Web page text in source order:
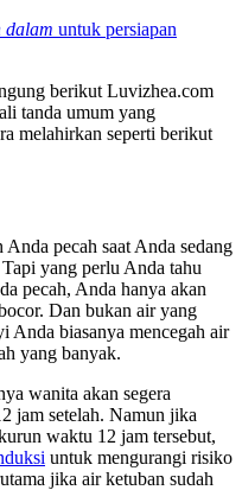
dalam untuk persiapan
berikut Luvizhea.com
tanda umum yang
melahirkan seperti berikut
pecah saat Anda sedang
yang perlu Anda tahu
pecah, Anda hanya akan
Dan bukan air yang
Anda biasanya mencegah air
yang banyak.
wanita akan segera
jam setelah. Namun jika
waktu 12 jam tersebut,
untuk mengurangi risiko
jika air ketuban sudah